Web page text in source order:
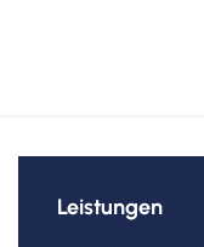
Leistungen